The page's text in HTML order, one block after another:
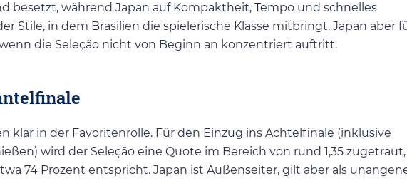
besetzt, während Japan auf Kompaktheit, Tempo und schnelles
Stile, in dem Brasilien die spielerische Klasse mitbringt, Japan aber
die Seleção nicht von Beginn an konzentriert auftritt.
klar in der Favoritenrolle. Für den Einzug ins Achtelfinale (inklusive
wird der Seleção eine Quote im Bereich von rund 1,35 zugetraut,
74 Prozent entspricht. Japan ist Außenseiter, gilt aber als